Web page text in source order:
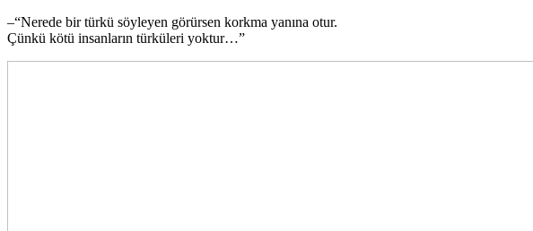
–“Nerede bir türkü söyleyen görürsen korkma yanına otur.
Çünkü kötü insanların türküleri yoktur…”